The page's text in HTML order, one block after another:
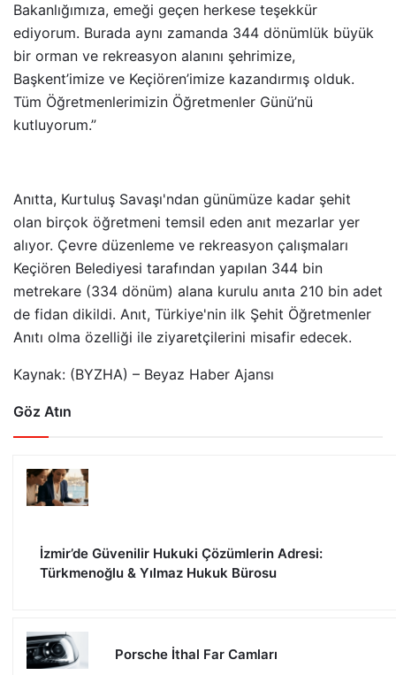
Bakanlığımıza, emeği geçen herkese teşekkür
ediyorum. Burada aynı zamanda 344 dönümlük büyük
bir orman ve rekreasyon alanını şehrimize,
Başkent’imize ve Keçiören’imize kazandırmış olduk.
Tüm Öğretmenlerimizin Öğretmenler Günü’nü
kutluyorum.”
Anıtta, Kurtuluş Savaşı'ndan günümüze kadar şehit
olan birçok öğretmeni temsil eden anıt mezarlar yer
alıyor. Çevre düzenleme ve rekreasyon çalışmaları
Keçiören Belediyesi tarafından yapılan 344 bin
metrekare (334 dönüm) alana kurulu anıta 210 bin adet
de fidan dikildi. Anıt, Türkiye'nin ilk Şehit Öğretmenler
Anıtı olma özelliği ile ziyaretçilerini misafir edecek.​
Kaynak: (BYZHA) – Beyaz Haber Ajansı
Göz Atın
İzmir’de Güvenilir Hukuki Çözümlerin Adresi:
Türkmenoğlu & Yılmaz Hukuk Bürosu
Porsche İthal Far Camları